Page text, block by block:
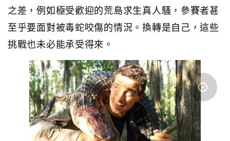
之差，例如極受歡迎的荒島求生真人騷，參賽者甚
至乎要面對被毒蛇咬傷的情況。換轉是自己，這些
挑戰也未必能承受得來。